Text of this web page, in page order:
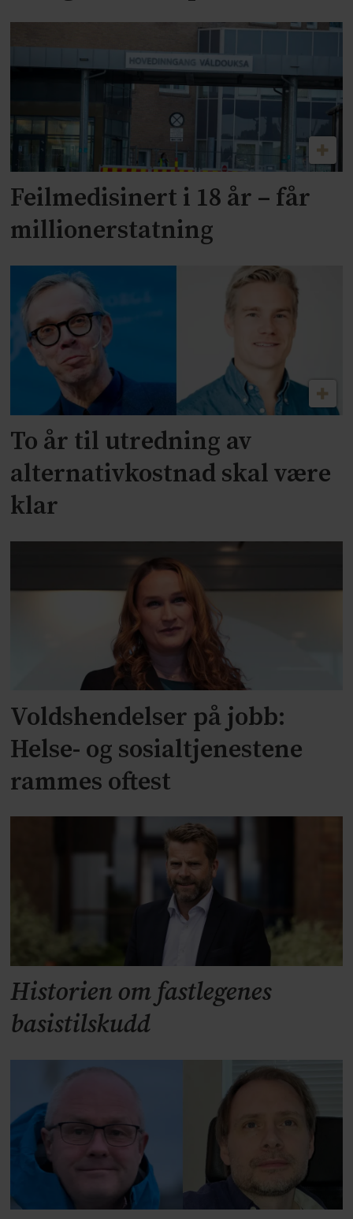
Feilmedisinert i 18 år – får
millionerstatning
To år til utredning av
alternativkostnad skal være
klar
Voldshendelser på jobb:
Helse- og sosialtjenestene
rammes oftest
Historien om fastlegenes
basistilskudd